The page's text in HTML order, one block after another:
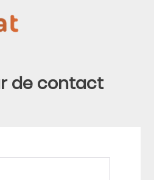
de contact